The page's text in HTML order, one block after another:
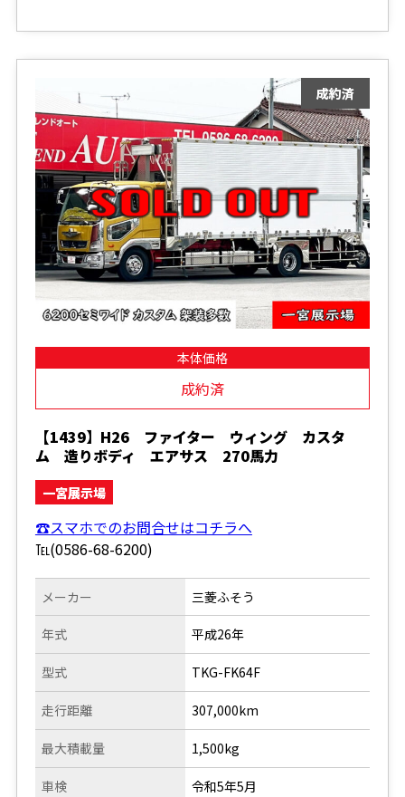
本体価格
成約済
【1439】H26 ファイター ウィング カスタ
ム 造りボディ エアサス 270馬力
一宮展示場
☎スマホでのお問合せはコチラへ
℡(0586-68-6200)
メーカー
年式
型式
走行距離
三菱ふそう
平成26年
TKG-FK64F
307,000km
最大積載量
車検
1,500kg
令和5年5月